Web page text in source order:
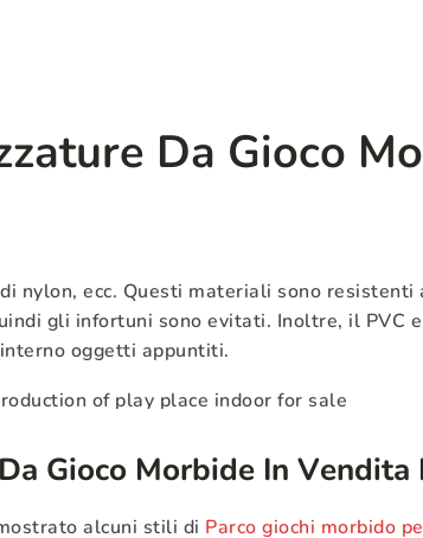
Da Gioco
nylon, ecc. Questi materiali sono
gli infortuni sono evitati. Inoltre, il PVC
oggetti appuntiti.
Gioco Morbide In
alcuni stili di Parco giochi morbido